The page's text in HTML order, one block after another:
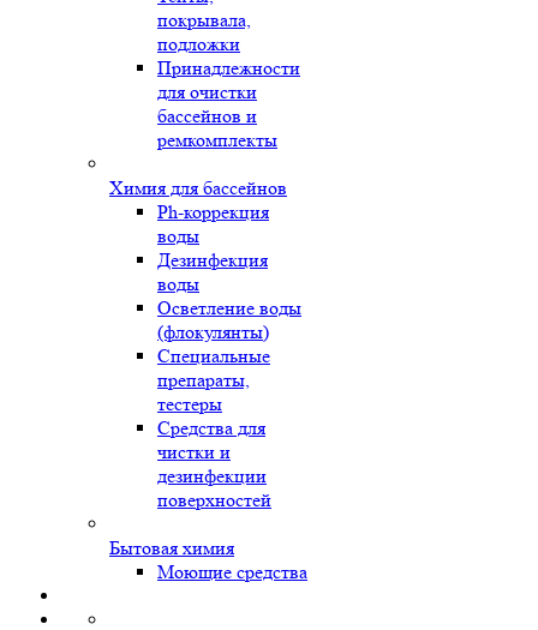
покрывала,
подложки
Принадлежности
для очистки
бассейнов и
ремкомплекты
Химия для бассейнов
Ph-коррекция
воды
Дезинфекция
воды
Осветление воды
(флокулянты)
Специальные
препараты,
тестеры
Средства для
чистки и
дезинфекции
поверхностей
Бытовая химия
Моющие средства